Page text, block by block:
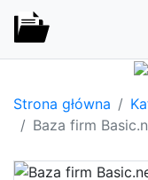
Strona główna
Baza firm